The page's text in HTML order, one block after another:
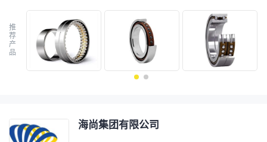
推
荐
产
品
海尚集团有限公司